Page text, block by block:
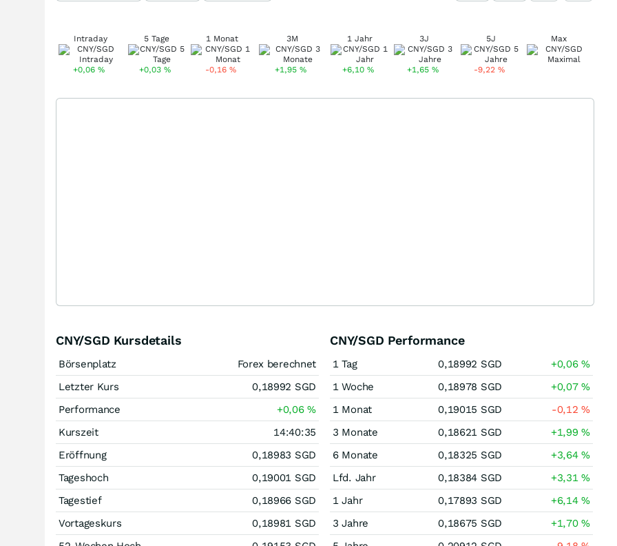
Intraday
+0,06%
5 Tage
+0,03%
1 Monat
-0,16 %
3M
+1,95%
1 Jahr
+6,10 %
3J
+1,65%
5J
-9,22%
Max
CNY/SGD Kursdetails
Börsenplatz
Forex berechnet
Letzter Kurs
0,18992 SGD
Performance
+0,06%
Kurszeit
14:40:35
Eröffnung
0,18983 SGD
Tageshoch
0,19001 SGD
Tagestief
0,18966 SGD
Vortageskurs
0,18981 SGD
CNY/SGD Performance
1 Tag 0,18992 SGD +0,06%
1 Woche
0,18978 SGD +0,07%
1 Monat
0,19015 SGD -0,12%
3 Monate
0,18621 SGD +1,99%
6 Monate
0,18325 SGD +3,64%
Lfd. Jahr
0,18384 SGD +3,31%
1 Jahr
0,17893 SGD +6,14%
3 Jahre
0,18675 SGD +1,70%